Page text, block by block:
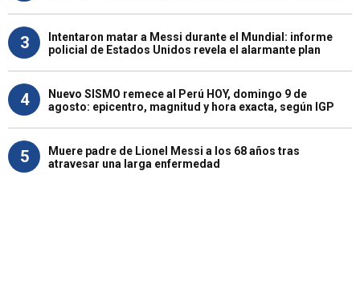
3
Intentaron matar a Messi durante el Mundial: informe
policial de Estados Unidos revela el alarmante plan
4
Nuevo SISMO remece al Perú HOY, domingo 9 de
agosto: epicentro, magnitud y hora exacta, según IGP
5
Muere padre de Lionel Messi a los 68 años tras
atravesar una larga enfermedad